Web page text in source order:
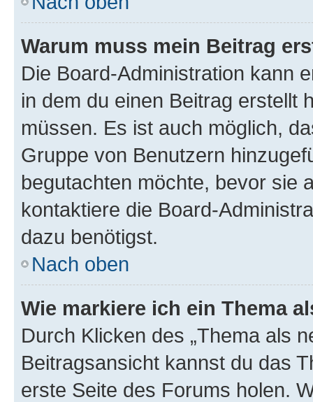
Warum muss mein Beitrag
Die Board-Administration kann
in dem du einen Beitrag erstellt
müssen. Es ist auch möglich,
Gruppe von Benutzern
begutachten möchte, bevor sie
kontaktiere die Board-
dazu benötigst.
Nach oben
Wie markiere ich ein Thema
Durch Klicken des „Thema als
Beitragsansicht kannst du das
erste Seite des Forums holen.